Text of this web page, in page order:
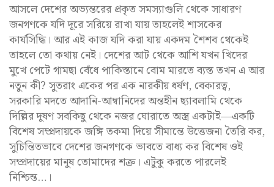
আসলে দেশের অভ্যন্তরের প্রকৃত সমস্যাগুলি থেকে সাধারণ
জনগণকে যদি দূরে সরিয়ে রাখা যায় তাহলেই শাসকের
কার্যসিদ্ধি। আর এই কাজ যদি করা যায় একদম শৈশব থেকেই
তাহলে তো কথায় নেই। দেশের আট থেকে আশি যখন খিদের
মুখে পেটে গামছা বেঁধে পাকিস্তানে বোম মারতে ব্যস্ত তখন এ আর
নতুন কী? সুতরাং একের পর এক নারকীয় ধর্ষণ, বেকারত্ব,
সরকারি মদতে আদানি-আম্বানিদের অন্তহীন ছ্যাবলামি থেকে
দিল্লির দূষণ সবকিছু থেকে নজর ঘোরাতে অস্ত্র একটাই—একটি
বিশেষ সম্প্রদায়কে জঙ্গি তকমা দিয়ে সীমান্তে উত্তেজনা তৈরি কর,
সুচিন্তিতভাবে দেশের জনগণকে ভাবতে বাধ্য কর বিশেষ ওই
সম্প্রদায়ের মানুষ তোমাদের শত্রু। এটুকু করতে পারলেই
নিশ্চিন্ত…।